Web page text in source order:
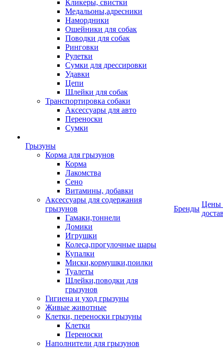
Кликеры, свистки
Медальоны,адресники
Намордники
Ошейники для собак
Поводки для собак
Ринговки
Рулетки
Сумки для дрессировки
Удавки
Цепи
Шлейки для собак
Транспортировка собаки
Аксессуары для авто
Переноски
Сумки
Грызуны
Корма для грызунов
Корма
Лакомства
Сено
Витамины, добавки
Аксессуары для содержания
грызунов
Гамаки,тоннели
Домики
Игрушки
Колеса,прогулочные шары
Купалки
Миски,кормушки,поилки
Туалеты
Шлейки,поводки для
грызунов
Гигиена и уход грызуны
Живые животные
Клетки, переноски грызуны
Клетки
Переноски
Наполнители для грызунов
Бренды
Цены